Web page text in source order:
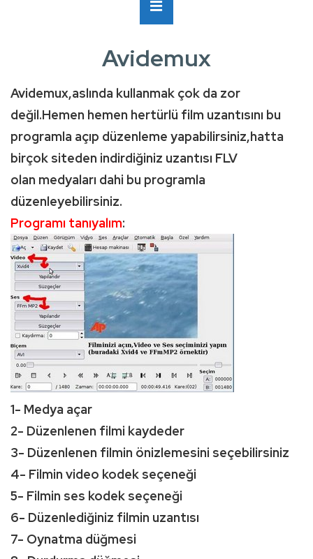
Avidemux
Avidemux,aslında kullanmak çok da zor
değil.Hemen hemen hertürlü film uzantısını bu
programla açıp düzenleme yapabilirsiniz,hatta
birçok siteden indirdiğiniz uzantısı FLV
olan medyaları dahi bu programla
düzenleyebilirsiniz.
Programı tanıyalım:
1- Medya açar
2- Düzenlenen filmi kaydeder
3- Düzenlenen filmin önizlemesini seçebilirsiniz
4- Filmin video kodek seçeneği
5- Filmin ses kodek seçeneği
6- Düzenlediğiniz filmin uzantısı
7- Oynatma düğmesi